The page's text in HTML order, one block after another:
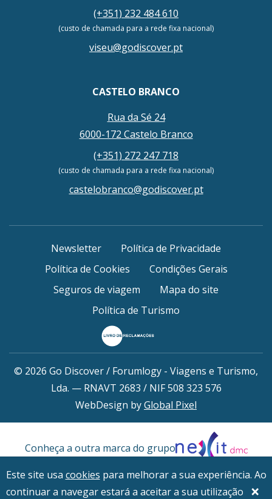
(+351) 232 484 610
(custo de chamada para a rede fixa nacional)
viseu@godiscover.pt
CASTELO BRANCO
Rua da Sé 24
6000-172 Castelo Branco
(+351) 272 247 718
(custo de chamada para a rede fixa nacional)
castelobranco@godiscover.pt
Newsletter
Política de Privacidade
Política de Cookies
Condições Gerais
Seguros de viagem
Mapa do site
Política de Turismo
© 2026 Go Discover / Forumlogy - Viagens e Turismo,
Lda. — RNAVT 2683 / NIF 508 323 576
WebDesign byGlobal Pixel
Conheça a outra marca do grupo
Ficha de projeto
Este site usa cookies para melhorar a sua experiência. Ao
continuar a navegar estará a aceitar a sua utilização
×